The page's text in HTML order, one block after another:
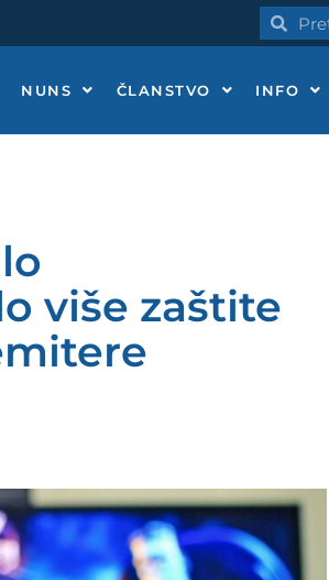
Pretraga
NUNS ČLANSTVO INFO
više zaštite